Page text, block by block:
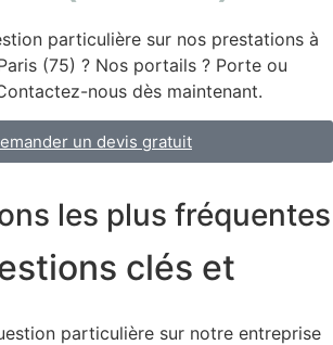
particulière sur nos prestations à
(75) ? Nos portails ? Porte ou
nous dès maintenant.
un devis gratuit
les plus fréquentes
clés et
particulière sur notre entreprise